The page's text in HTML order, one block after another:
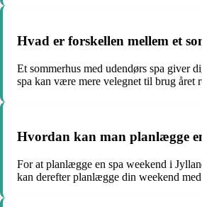
Hvad er forskellen mellem et
Et sommerhus med udendørs spa giver
spa kan være mere velegnet til brug
Hvordan kan man planlægge
For at planlægge en spa weekend i
kan derefter planlægge din weekend